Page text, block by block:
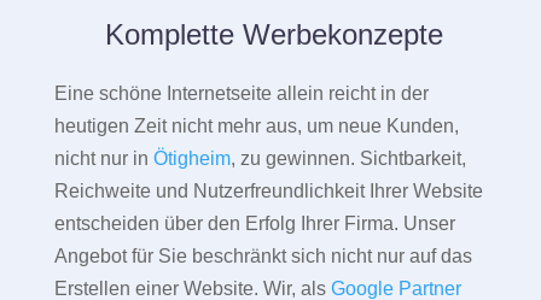
Komplette Werbekonzepte
Eine schöne Internetseite allein reicht in der
heutigen Zeit nicht mehr aus, um neue Kunden,
nicht nur in Ötigheim, zu gewinnen. Sichtbarkeit,
Reichweite und Nutzerfreundlichkeit Ihrer Website
entscheiden über den Erfolg Ihrer Firma. Unser
Angebot für Sie beschränkt sich nicht nur auf das
Erstellen einer Website. Wir, als Google Partner